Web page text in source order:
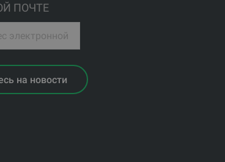
ПОЧТЕ
на новости